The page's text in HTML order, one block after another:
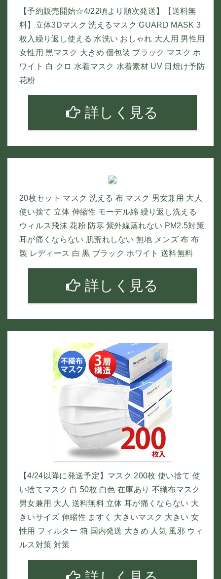
【予約販売開始☆4/22頃より順次発送】【送料無
料】立体3Dマスク 洗えるマスク GUARD MASK 3
枚入繰り返し使える 水洗い おしゃれ 大人用 男性用
女性用 黒マスク 大きめ 個包装 ブラック マスク ホ
ワイト 白 クロ 水着マスク 水着素材 UV 日焼け予防
花粉
詳しく見る
20枚セット マスク 洗える 布 マスク 男女兼用 大人
使い捨て 立体 伸縮性 モーデル綿 繰り返し洗える
ウィルス飛沫 花粉 防寒 紫外線蒸れない PM2.5対策
耳が痛くならない 肌荒れしない 無地 メンズ 布 布
製 レディース 白 黒 ブラック ホワイト 送料無料
詳しく見る
【4/24以降に発送予定】マスク 200枚 使い捨て 使
い捨てマスク 白 50枚 白色 在庫あり 不織布マスク
男女兼用 大人 送料無料 立体 耳が痛くならない 大
きいサイズ 伸縮性 ますく 大きいマスク 大きい 女
性用 フィルター 箱 国内発送 大きめ 人気 風邪 ウィ
ルス対策 対策